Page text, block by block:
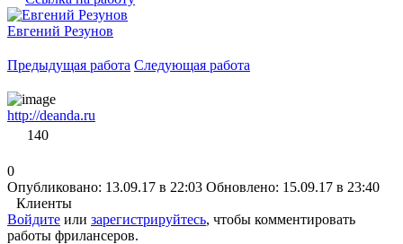
Евгений Резунов
Предыдущая работа Следующая работа
http://deanda.ru
140
0
Опубликовано: 13.09.17 в 22:03 Обновлено: 15.09.17 в 23:40
Клиенты
Войдите или зарегистрируйтесь, чтобы комментировать
работы фрилансеров.